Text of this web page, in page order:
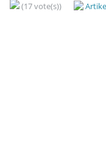
(17 vote(s))